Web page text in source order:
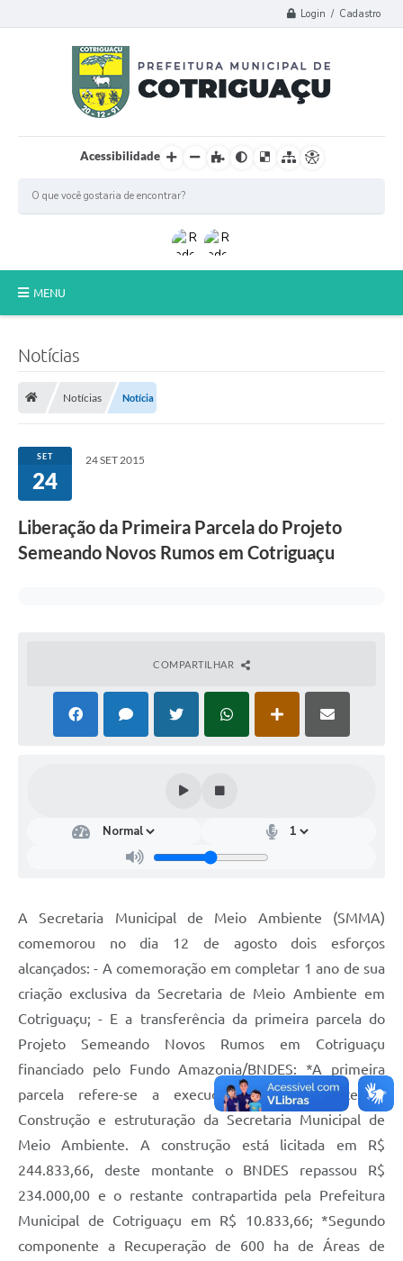
Login / Cadastro
Acessibilidade
MENU
A Prefeitura
Notícias
Secretarias
Audiências Públicas
Legislação
Editais
Links
Serviços Online
Enquete
Agenda
SIC
Notícias
Notícias Notícia
SET
24
24 SET 2015
Liberação da Primeira Parcela do Projeto
Semeando Novos Rumos em Cotriguaçu
COMPARTILHAR
A Secretaria Municipal de Meio Ambiente (SMMA)
comemorou no dia 12 de agosto dois esforços
alcançados: - A comemoração em completar 1 ano de sua
criação exclusiva da Secretaria de Meio Ambiente em
Cotriguaçu; - E a transferência da primeira parcela do
Projeto Semeando Novos Rumos em Cotriguaçu
financiado pelo Fundo Amazonia/BNDES: *A primeira
parcela refere-se a execução do componente 1-
Construção e estruturação da Secretaria Municipal de
Meio Ambiente. A construção está licitada em R$
244.833,66, deste montante o BNDES repassou R$
234.000,00 e o restante contrapartida pela Prefeitura
Municipal de Cotriguaçu em R$ 10.833,66; *Segundo
componente a Recuperação de 600 ha de Áreas de